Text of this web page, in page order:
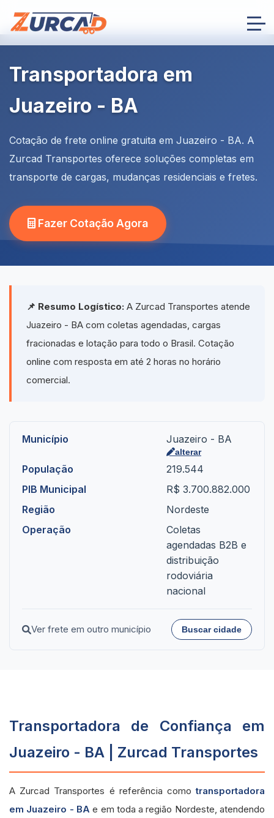
Transportadora em
Juazeiro - BA
Cotação de frete online gratuita em Juazeiro - BA. A
Zurcad Transportes oferece soluções completas em
transporte de cargas, mudanças residenciais e fretes.
Fazer Cotação Agora
📌 Resumo Logístico: A Zurcad Transportes atende
Juazeiro - BA com coletas agendadas, cargas
fracionadas e lotação para todo o Brasil. Cotação
online com resposta em até 2 horas no horário
comercial.
Município Juazeiro - BA
alterar
População
219.544
PIB Municipal
R$ 3.700.882.000
Região
Nordeste
Operação
Coletas
agendadas B2B e
distribuição
rodoviária
nacional
Ver frete em outro município Buscar cidade
Transportadora de Confiança em
Juazeiro - BA | Zurcad Transportes
A Zurcad Transportes é referência comotransportadora
em Juazeiro - BA e em toda a região Nordeste, atendendo